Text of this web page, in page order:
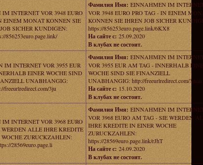
INTERNET VOR 3948 EURO
EINEM MONAT KONNEN SIE
SICHER KUNDIGEN:
856253euro.page.link/
Фамилия Имя: EINNAHMEN IM
VOR 3948 EURO PRO TAG - IN EINEM
KONNEN SIE IHREN JOB SICHER
https://856253euro.page.link/6KX8
На сайте с: 25.09.2020
В клубах не состоит.
IM INTERNET VOR 3955 EUR
EINER WOCHE SIND
UNABHANGIG:
freeurlredirect.com/3ju
Фамилия Имя: EINNAHMEN IM
VOR 3955 EUR AM TAG - INNERHALB
WOCHE SIND SIE FINANZIELL
UNABHANGIG: http://freeurlredirect.com/3juan
На сайте с: 15.10.2020
В клубах не состоит.
INTERNET VOR 3968 EURO
ALLE IHRE KREDITE
ZURUCKZAHLEN:
28569euro.page.li
Фамилия Имя: EINNAHMEN IM
VOR 3968 EURO AM TAG - SIE WERDEN
IHRE KREDITE IN EINER WOCHE
ZURUCKZAHLEN:
https://28569euro.page.link/rJhT
На сайте с: 24.09.2020
В клубах не состоит.